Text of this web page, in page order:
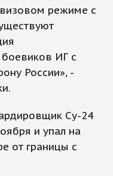
режиме с
боевиков ИГ с
России», -
Су-24
и упал на
от границы с